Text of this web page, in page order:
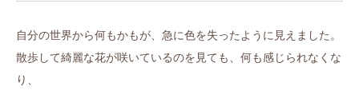
自分の世界から何もかもが、急に色を失ったように見えました。
散歩して綺麗な花が咲いているのを見ても、何も感じられなくな
り、